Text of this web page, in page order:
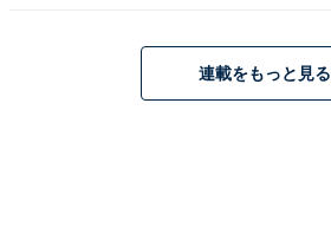
連載をもっと見る